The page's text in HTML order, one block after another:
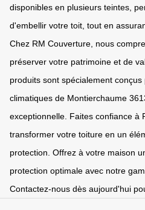
disponibles en plusieurs teintes,
d'embellir votre toit, tout en
Chez RM Couverture, nous
préserver votre patrimoine et de
produits sont spécialement
climatiques de Montierchaume
exceptionnelle. Faites confiance à
transformer votre toiture en un
protection. Offrez à votre maison
protection optimale avec notre
Contactez-nous dès aujourd'hui